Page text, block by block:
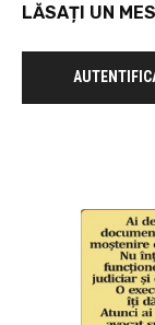
LĂSAȚI UN